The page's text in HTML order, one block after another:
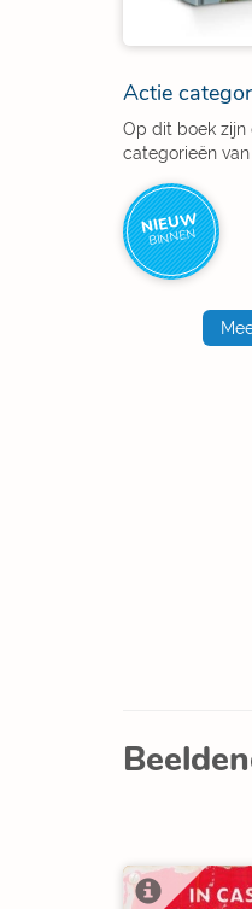
Actie
Op dit boek
categorieën
NIEUW
BINNEN